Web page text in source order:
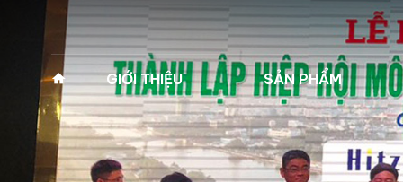
GIỚI THIỆU
Về Pan Trading
Lịch sử hình thành
SẢN PHẨM
MÁY GIẶT VẮT CÔNG
NGHIỆP
MÁY GIẶT Y TẾ 2
(MÁY GIẶT BỆNH